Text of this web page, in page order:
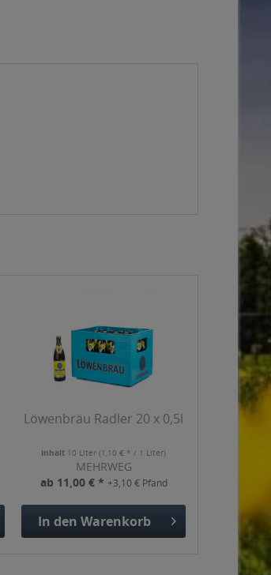
Löwenbräu Radler 20 x 0,5l
Inhalt 10 Liter(1,10 € * / 1 Liter)
MEHRWEG
ab 11,00 € * +3,10 € Pfand
In den Warenkorb